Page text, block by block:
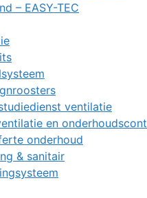
– EASY-TEC
ventilatie
en
onderhoud
& sanitair